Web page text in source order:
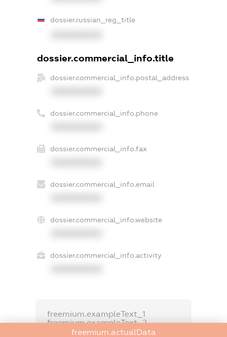
dossier.russian_reg_title
dossier.commercial_info.title
dossier.commercial_info.postal_address
dossier.commercial_info.phone
dossier.commercial_info.fax
dossier.commercial_info.email
dossier.commercial_info.website
dossier.commercial_info.activity
freemium.exampleText_1
freemium.exampleText_2
freemium.anonymousPerSearch2
freemium.actualData